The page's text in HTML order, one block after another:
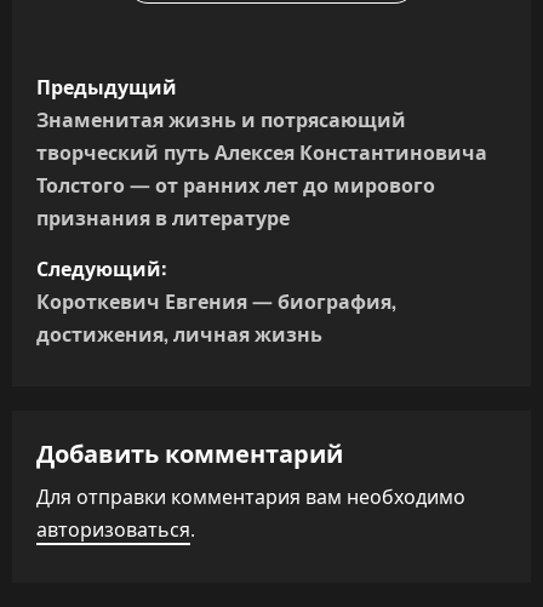
Н
а
в
и
г
а
и
я
п
Предыдущий
Знаменитая жизнь и потрясающий
творческий путь Алексея Константиновича
Толстого — от ранних лет до мирового
признания в литературе
Следующий:
Короткевич Евгения — биография,
достижения, личная жизнь
Добавить комментарий
Для отправки комментария вам необходимо
авторизоваться.